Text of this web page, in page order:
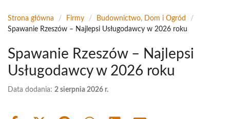
Strona główna / Firmy / Budownictwo, Dom i Ogród
/
Spawanie Rzeszów – Najlepsi Usługodawcy w 2026 roku
Spawanie Rzeszów – Najlepsi
Usługodawcy w 2026 roku
Data dodania: 2 sierpnia 2026 r.